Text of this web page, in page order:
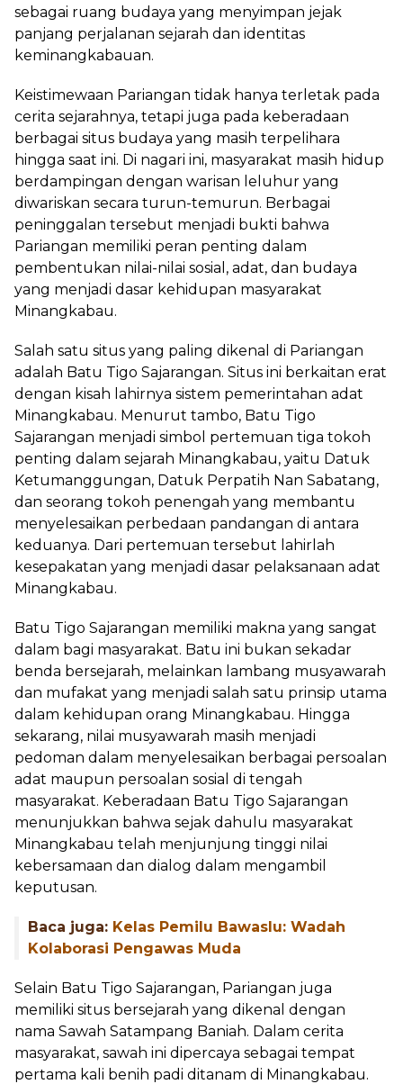
sebagai ruang budaya yang menyimpan jejak
panjang perjalanan sejarah dan identitas
keminangkabauan.
Keistimewaan Pariangan tidak hanya terletak pada
cerita sejarahnya, tetapi juga pada keberadaan
berbagai situs budaya yang masih terpelihara
hingga saat ini. Di nagari ini, masyarakat masih hidup
berdampingan dengan warisan leluhur yang
diwariskan secara turun-temurun. Berbagai
peninggalan tersebut menjadi bukti bahwa
Pariangan memiliki peran penting dalam
pembentukan nilai-nilai sosial, adat, dan budaya
yang menjadi dasar kehidupan masyarakat
Minangkabau.
Salah satu situs yang paling dikenal di Pariangan
adalah Batu Tigo Sajarangan. Situs ini berkaitan erat
dengan kisah lahirnya sistem pemerintahan adat
Minangkabau. Menurut tambo, Batu Tigo
Sajarangan menjadi simbol pertemuan tiga tokoh
penting dalam sejarah Minangkabau, yaitu Datuk
Ketumanggungan, Datuk Perpatih Nan Sabatang,
dan seorang tokoh penengah yang membantu
menyelesaikan perbedaan pandangan di antara
keduanya. Dari pertemuan tersebut lahirlah
kesepakatan yang menjadi dasar pelaksanaan adat
Minangkabau.
Batu Tigo Sajarangan memiliki makna yang sangat
dalam bagi masyarakat. Batu ini bukan sekadar
benda bersejarah, melainkan lambang musyawarah
dan mufakat yang menjadi salah satu prinsip utama
dalam kehidupan orang Minangkabau. Hingga
sekarang, nilai musyawarah masih menjadi
pedoman dalam menyelesaikan berbagai persoalan
adat maupun persoalan sosial di tengah
masyarakat. Keberadaan Batu Tigo Sajarangan
menunjukkan bahwa sejak dahulu masyarakat
Minangkabau telah menjunjung tinggi nilai
kebersamaan dan dialog dalam mengambil
keputusan.
Baca juga: Kelas Pemilu Bawaslu: Wadah
Kolaborasi Pengawas Muda
Selain Batu Tigo Sajarangan, Pariangan juga
memiliki situs bersejarah yang dikenal dengan
nama Sawah Satampang Baniah. Dalam cerita
masyarakat, sawah ini dipercaya sebagai tempat
pertama kali benih padi ditanam di Minangkabau.